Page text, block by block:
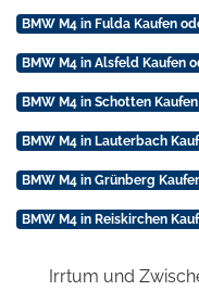
BMW M4 in Fulda Kaufen
BMW M4 in Alsfeld Kaufen
BMW M4 in Schotten
BMW M4 in Lauterbach
BMW M4 in Grünberg
BMW M4 in Reiskirchen
Irrtum und